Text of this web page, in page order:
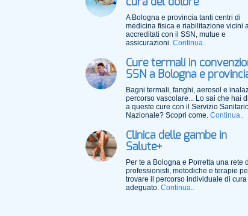
cura del dolore
A Bologna e provincia tanti centri di
medicina fisica e riabilitazione vicini
accreditati con il SSN, mutue e
assicurazioni. Continua..
Cure termali in
SSN a Bologna e
Bagni termali, fanghi, aerosol e
percorso vascolare... Lo sai che hai
a queste cure con il Servizio
Nazionale? Scopri come. Continua..
Clinica delle gambe in
Salute+
Per te a Bologna e Porretta una rete
professionisti, metodiche e terapie
trovare il percorso individuale di cura
adeguato. Continua..